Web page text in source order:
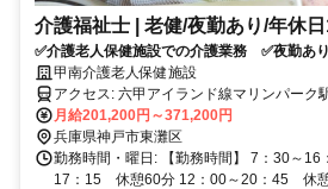
介護福祉士 | 老健/夜勤あり/年休日
✅介護老人保健施設での介護業務 ✅夜勤あ
クライフバランスを取りやすい環境 ✅アイ
６分 ✅応募条件：介護系資格をお持ちの方
甲南介護老人保健施設
アクセス: 六甲アイランド線マリンパ
月給201,200円～371,200円
兵庫県神戸市東灘区
勤務時間・曜日: 【勤務時間】 7：30～
17：15 休憩60分 12：00～20：45 休